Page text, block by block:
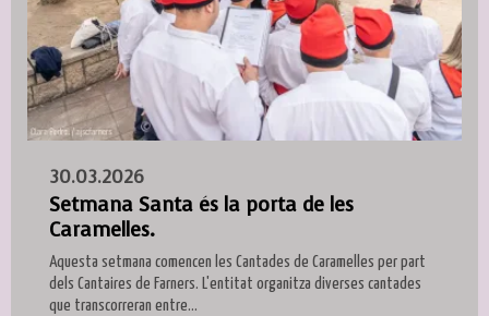
30.03.2026
Setmana Santa és la porta de les
Caramelles.
Aquesta setmana comencen les Cantades de Caramelles per part
dels Cantaires de Farners. L'entitat organitza diverses cantades
que transcorreran entre...